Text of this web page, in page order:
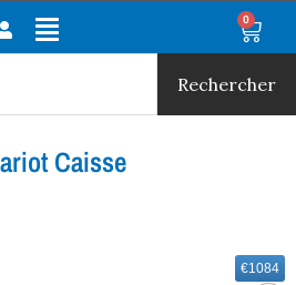
Main
0
Rechercher
Caisse
€1084